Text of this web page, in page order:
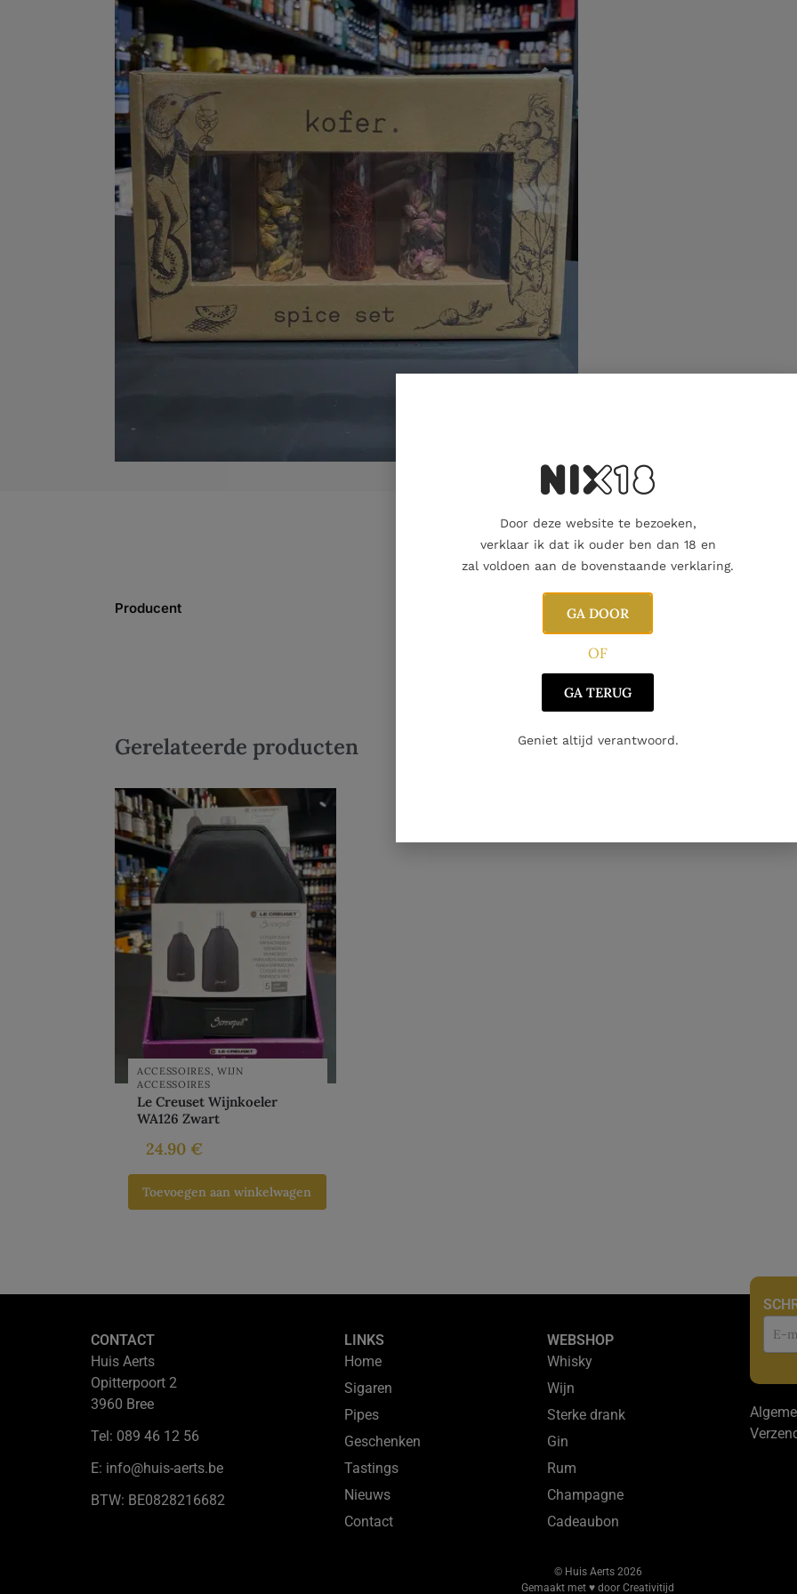
Producent
Gerelateerde producten
ACCESSOIRES WIJN
ACCESSOIRES
Le Creuset Wijnkoeler
WA126 Zwart
24.90 €
Toevoegen aan winkelwagen
CONTACT
Huis Aerts
Opitterpoort 2
3960 Bree
Tel: 089 46 12 56
E: info@huis-aerts.be
BTW: BE0828216682
LINKS
Home
Sigaren
Pipes
Geschenken
Tastings
Nieuws
Contact
WEBSHOP
Whisky
Wijn
Sterke drank
Gin
Rum
Champagne
Cadeaubon
© Huis Aerts 2026
Gemaakt met ♥ door Creativitijd
Door deze website te bezoeken,
verklaar ik dat ik ouder ben dan 18 en
zal voldoen aan de bovenstaande verklaring.
GA DOOR
OF
GA TERUG
Geniet altijd verantwoord.